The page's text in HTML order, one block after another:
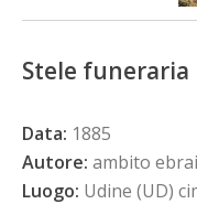
Stele funeraria
Data: 1885
Autore: ambito
Luogo: Udine (UD)